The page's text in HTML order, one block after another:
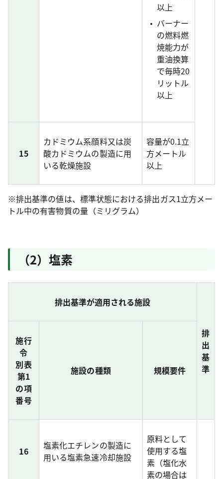
以上
バーナー
の燃料燃
焼能力が
重油換算
で毎時20
リットル
以上
15
カドミウム系顔料又は炭
酸カドミウムの製造に用
いる乾燥施設
容量が0.1立
方メートル
以上
※排出基準の値は、標準状態における排出ガス1立方メー
トル中の有害物質の量（ミリグラム）
（2）塩素
排出基準が適用される施設
排
出
基
準
施行
令
別表
第1
の項
番号
施設の種類 規模要件
16
塩素化エチレンの製造に
用いる塩素急速冷却施設
原料として
使用する塩
素（塩化水
素の場合は